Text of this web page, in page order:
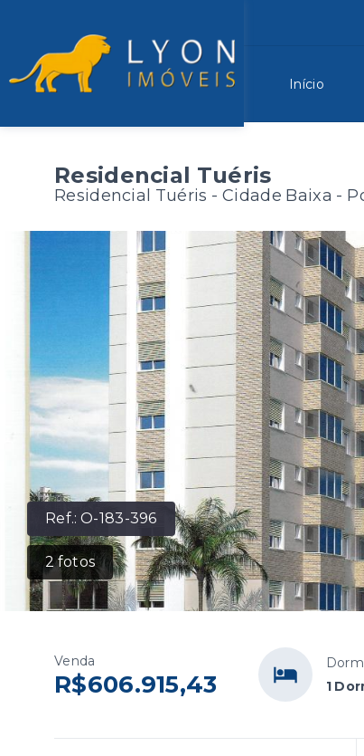
Início
Residencial Tuéris
Residencial Tuéris -Cidade Baixa -
Ref.:O-183-396
2fotos
Venda
R$606.915,43
1